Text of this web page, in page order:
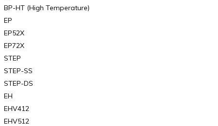
BP-HT (High Temperature)
EP
EP52X
EP72X
STEP
STEP-SS
STEP-DS
EH
EHV412
EHV512